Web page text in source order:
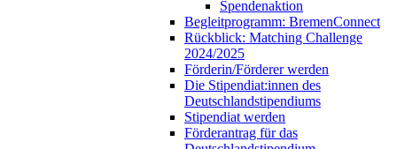
Spendenaktion
Begleitprogramm: BremenConnect
Rückblick: Matching Challenge
2024/2025
Förderin/Förderer werden
Die Stipendiat:innen des
Deutschlandstipendiums
Stipendiat werden
Förderantrag für das